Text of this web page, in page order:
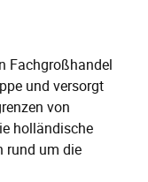
Fachgroßhandel
und versorgt
von
holländische
rund um die